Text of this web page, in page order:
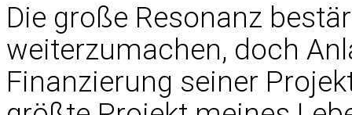
Die große Resonanz
weiterzumachen, doch
Finanzierung seiner